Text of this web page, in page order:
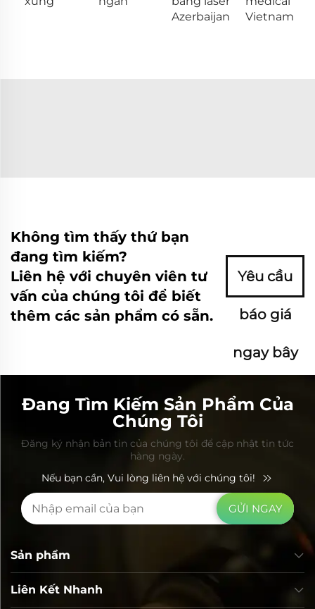
Azerbaijan
Vietnam
Không tìm thấy thứ bạn
đang tìm kiếm?
Liên hệ với chuyên viên tư
vấn của chúng tôi để biết
thêm các sản phẩm có sẵn.
Yêu cầu
báo giá
ngay bây
Đang Tìm Kiếm Sản Phẩm Của
Chúng Tôi
Đăng ký nhận bản tin của chúng tôi để cập nhật tin tức
hàng ngày.
Nếu bạn cần, Vui lòng liên hệ với chúng tôi!
GỬI NGAY
Liên Kết Nhanh
Sản phẩm